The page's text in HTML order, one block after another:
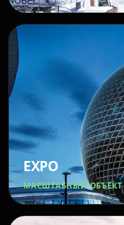
EXPO
МАСШТАБНЫЙ ОБЪЕКТ